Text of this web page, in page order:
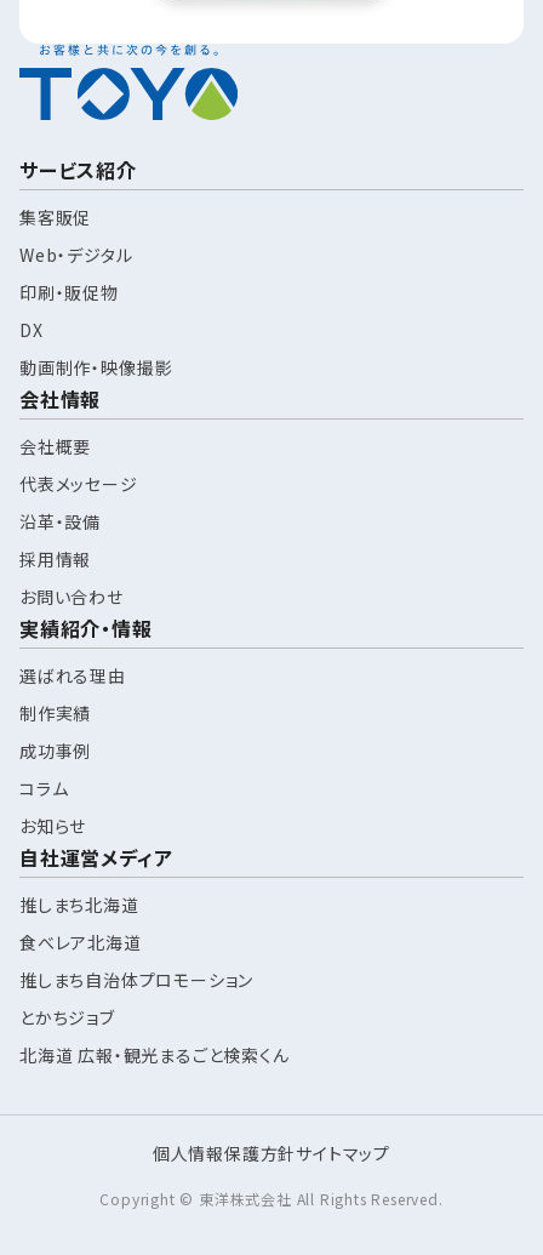
サービス紹介
集客販促
Web・デジタル
印刷・販促物
DX
動画制作・映像撮影
会社情報
会社概要
代表メッセージ
沿革・設備
採用情報
お問い合わせ
実績紹介・情報
選ばれる理由
制作実績
成功事例
コラム
お知らせ
自社運営メディア
推しまち北海道
食べレア北海道
推しまち自治体プロモーション
とかちジョブ
北海道 広報・観光まるごと検索くん
個人情報保護方針サイトマップ
Copyright © 東洋株式会社 All Rights Reserved.